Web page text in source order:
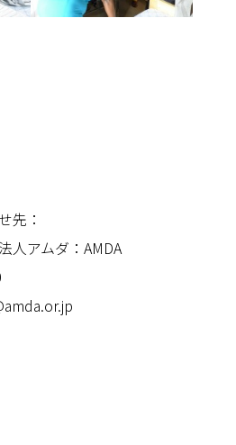
先：
人アムダ：AMDA